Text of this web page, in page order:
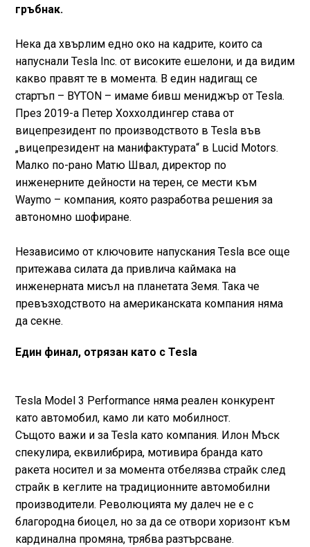
гръбнак.
Нека да хвърлим едно око на кадрите, които са
напуснали Tesla Inc. от високите ешелони, и да видим
какво правят те в момента. В един надигащ се
стартъп – BYTON – имаме бивш мениджър от Tesla.
През 2019-а Петер Хоххолдингер става от
вицепрезидент по производството в Tesla във
„вицепрезидент на манифактурата“ в Lucid Mоtors.
Малко по-рано Матю Швал, директор по
инженерните дейности на терен, се мести към
Waymo – компания, която разработва решения за
автономно шофиране.
Независимо от ключовите напускания Tesla все още
притежава силата да привлича каймака на
инженерната мисъл на планетата Земя. Така че
превъзходството на американската компания няма
да секне.
Един финал, отрязан като с Tesla
Tesla Model 3 Performance няма реален конкурент
като автомобил, камо ли като мобилност.
Същото важи и за Tesla като компания. Илон Мъск
спекулира, еквилибрира, мотивира бранда като
ракета носител и за момента отбелязва страйк след
страйк в кеглите на традиционните автомобилни
производители. Революцията му далеч не е с
благородна биоцел, но за да се отвори хоризонт към
кардинална промяна, трябва разтърсване.